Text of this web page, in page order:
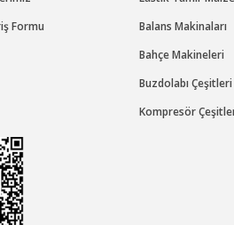
Formu
Balans Makinaları
Bahçe Makineleri
Buzdolabı Çeşitleri
Kompresör